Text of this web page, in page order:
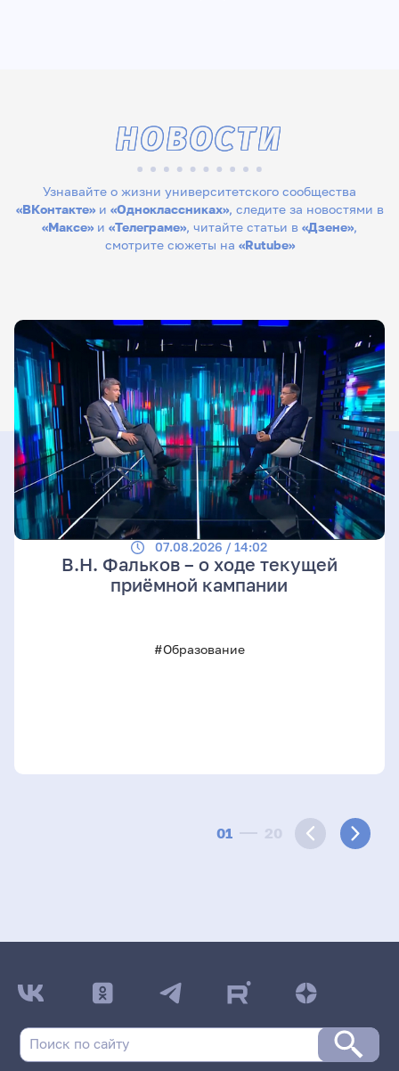
Узнавайте о жизни университетского сообщества
«ВКонтакте»и «Одноклассниках», следите за новостями в
«Максе» и «Телеграме», читайте статьи в «Дзене»,
смотрите сюжеты на «Rutube»
НОВОСТИ
01 20
07.08.2026 / 14:02
В.Н. Фальков – о ходе текущей
приёмной кампании
#Образование